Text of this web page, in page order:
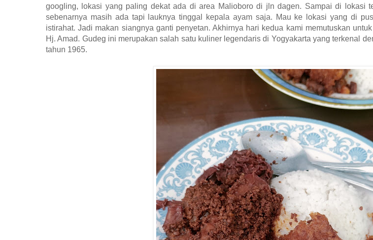
googling, lokasi yang paling dekat ada di area Malioboro di jln dagen. Sampai di lokasi
sebenarnya masih ada tapi lauknya tinggal kepala ayam saja. Mau ke lokasi yang di
istirahat. Jadi makan siangnya ganti penyetan. Akhirnya hari kedua kami memutuskan
Hj. Amad. Gudeg ini merupakan salah satu kuliner legendaris di Yogyakarta yang terkenal
tahun 1965.